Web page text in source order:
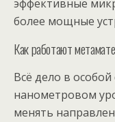
эффективные
более мощные
Как работают
Всё дело в
нанометровом
менять